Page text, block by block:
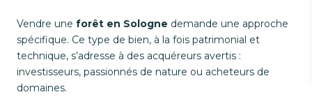
Vendre une forêt en Sologne demande une approche
spécifique. Ce type de bien, à la fois patrimonial et
technique, s’adresse à des acquéreurs avertis :
investisseurs, passionnés de nature ou acheteurs de
domaines.